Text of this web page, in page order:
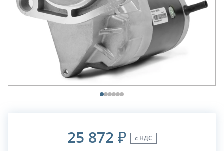
25 872 ₽ с НДС